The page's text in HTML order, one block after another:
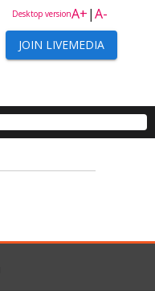
A+|A-
Desktop version
JOIN LIVEMEDIA